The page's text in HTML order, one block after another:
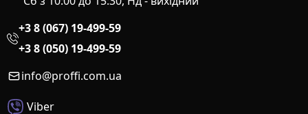
+3 8 (067) 19-499-59
+3 8 (050) 19-499-59
info@proffi.com.ua
Viber